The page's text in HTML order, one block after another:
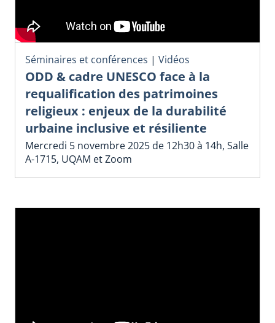
Séminaires et conférences | Vidéos
ODD & cadre UNESCO face à la
requalification des patrimoines
religieux : enjeux de la durabilité
urbaine inclusive et résiliente
Mercredi 5 novembre 2025 de 12h30 à 14h, Salle
A-1715, UQAM et Zoom